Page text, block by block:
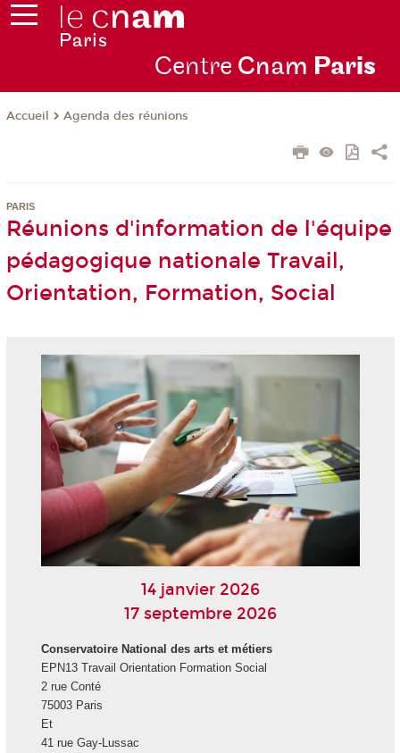
Centre Cnam Paris
Accueil Agenda des réunions
PARIS
Réunions d'information de l'équipe
pédagogique nationale Travail,
Orientation, Formation, Social
14 janvier 2026
17 septembre 2026
Conservatoire National des arts et métiers
EPN13 Travail Orientation Formation Social
2 rue Conté
75003 Paris
Et
41 rue Gay-Lussac